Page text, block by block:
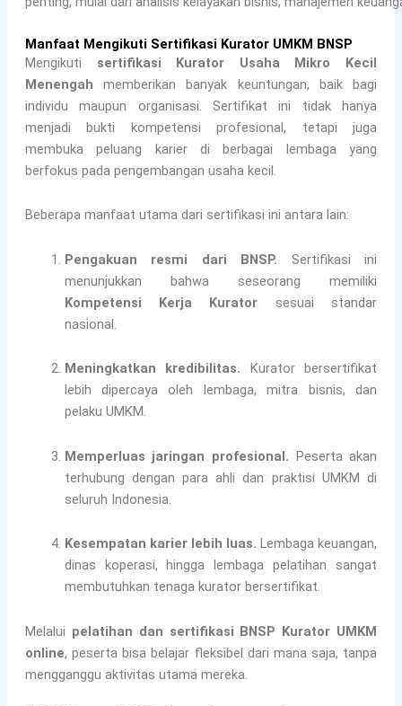
Manfaat Mengikuti Sertifikasi Kurator UMKM BNSP
Mengikuti sertifikasi Kurator Usaha Mikro Kecil
Menengah memberikan banyak keuntungan, baik bagi
individu maupun organisasi. Sertifikat ini tidak hanya
menjadi bukti kompetensi profesional, tetapi juga
membuka peluang karier di berbagai lembaga yang
berfokus pada pengembangan usaha kecil.
Beberapa manfaat utama dari sertifikasi ini antara lain:
Pengakuan resmi dari BNSP. Sertifikasi ini
menunjukkan bahwa seseorang memiliki
Kompetensi Kerja Kurator sesuai standar
nasional.
Meningkatkan kredibilitas. Kurator bersertifikat
lebih dipercaya oleh lembaga, mitra bisnis, dan
pelaku UMKM.
Memperluas jaringan profesional. Peserta akan
terhubung dengan para ahli dan praktisi UMKM di
seluruh Indonesia.
Kesempatan karier lebih luas. Lembaga keuangan,
dinas koperasi, hingga lembaga pelatihan sangat
membutuhkan tenaga kurator bersertifikat.
Melalui pelatihan dan sertifikasi BNSP Kurator UMKM
online, peserta bisa belajar fleksibel dari mana saja, tanpa
mengganggu aktivitas utama mereka.